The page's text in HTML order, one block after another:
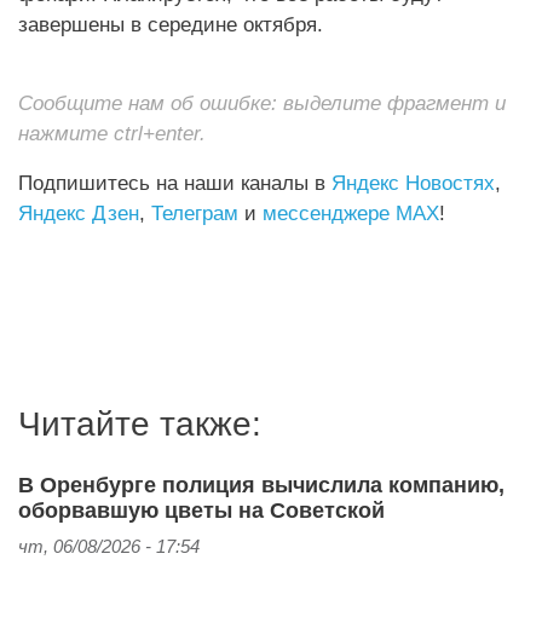
завершены в середине октября.
Сообщите нам об ошибке: выделите фрагмент и
нажмите ctrl+enter.
Подпишитесь на наши каналы в Яндекс Новостях,
Яндекс Дзен, Телеграм и мессенджере MAX!
Читайте также:
В Оренбурге полиция вычислила компанию,
оборвавшую цветы на Советской
чт, 06/08/2026 - 17:54